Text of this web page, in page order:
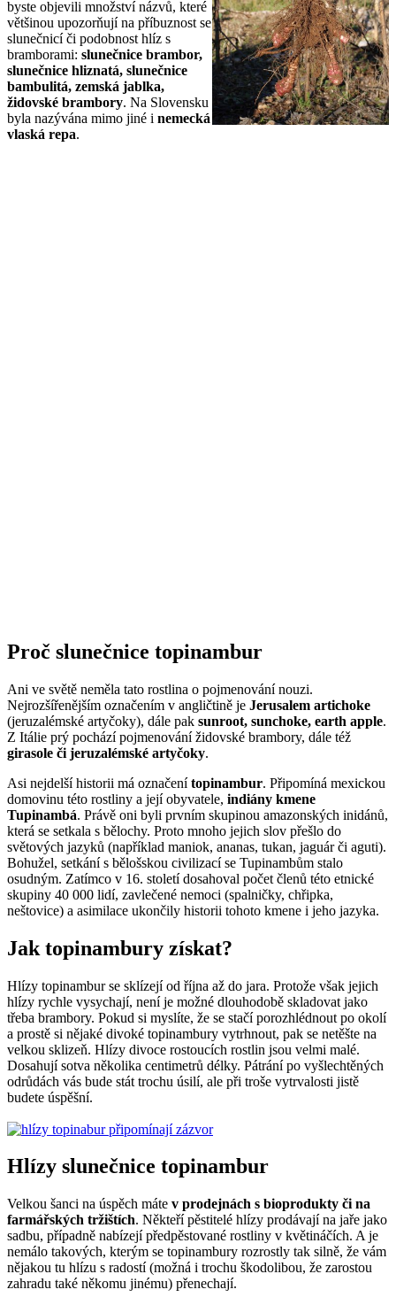
byste objevili množství názvů, které
většinou upozorňují na příbuznost se
slunečnicí či podobnost hlíz s
bramborami: slunečnice brambor,
slunečnice hliznatá, slunečnice
bambulitá, zemská jablka,
židovské brambory. Na Slovensku
byla nazývána mimo jiné i nemecká
vlaská repa.
Proč slunečnice topinambur
Ani ve světě neměla tato rostlina o pojmenování nouzi.
Nejrozšířenějším označením v angličtině je Jerusalem artichoke
(jeruzalémské artyčoky), dále pak sunroot, sunchoke, earth apple.
Z Itálie prý pochází pojmenování židovské brambory, dále též
girasole či jeruzalémské artyčoky.
Asi nejdelší historii má označenítopinambur. Připomíná mexickou
domovinu této rostliny a její obyvatele, indiány kmene
Tupinambá. Právě oni byli prvním skupinou amazonských inidánů,
která se setkala s bělochy. Proto mnoho jejich slov přešlo do
světových jazyků (například maniok, ananas, tukan, jaguár či aguti).
Bohužel, setkání s bělošskou civilizací se Tupinambům stalo
osudným. Zatímco v 16. století dosahoval počet členů této etnické
skupiny 40 000 lidí, zavlečené nemoci (spalničky, chřipka,
neštovice) a asimilace ukončily historii tohoto kmene i jeho jazyka.
Jak topinambury získat?
Hlízy topinambur se sklízejí od října až do jara. Protože však jejich
hlízy rychle vysychají, není je možné dlouhodobě skladovat jako
třeba brambory. Pokud si myslíte, že se stačí porozhlédnout po okolí
a prostě si nějaké divoké topinambury vytrhnout, pak se netěšte na
velkou sklizeň. Hlízy divoce rostoucích rostlin jsou velmi malé.
Dosahují sotva několika centimetrů délky. Pátrání po vyšlechtěných
odrůdách vás bude stát trochu úsilí, ale při troše vytrvalosti jistě
budete úspěšní.
Hlízy slunečnice topinambur
Velkou šanci na úspěch máte v prodejnách s bioprodukty či na
farmářských tržištích. Někteří pěstitelé hlízy prodávají na jaře jako
sadbu, případně nabízejí předpěstované rostliny v květináčích. A je
nemálo takových, kterým se topinambury rozrostly tak silně, že vám
nějakou tu hlízu s radostí (možná i trochu škodolibou, že zarostou
zahradu také někomu jinému) přenechají.